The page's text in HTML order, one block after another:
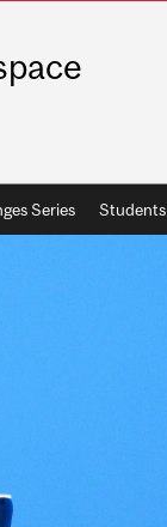
Series Students